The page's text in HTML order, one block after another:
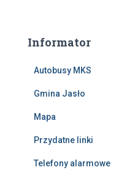
Informator
Autobusy MKS
Gmina Jasło
Mapa
Przydatne linki
Telefony alarmowe